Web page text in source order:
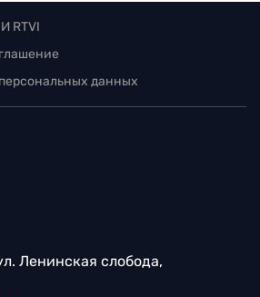
RTVI
данных
Ленинская слобода,